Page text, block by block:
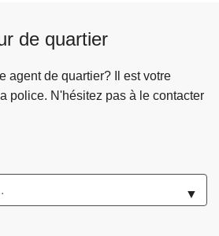
de quartier
agent de quartier? Il est votre
police. N'hésitez pas à le contacter
▼